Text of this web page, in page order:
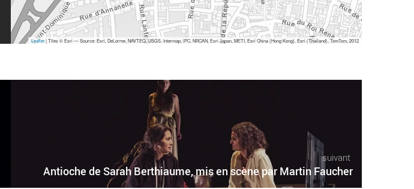
Leaflet| Tiles © Esri — Source: Esri, DeLorme, NAVTEQ, USGS, Intermap, iPC, NRCAN, Esri Japan, METI, Esri China (Hong Kong), Esri (Thailand), TomTom, 2012
suivant
Antioche de Sarah Berthiaume, mis en scène par Martin Faucher